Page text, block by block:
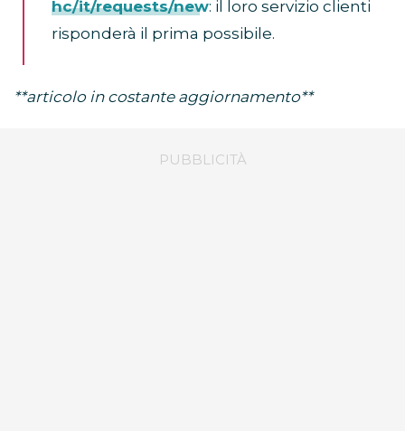
hc/it/requests/new: il loro servizio clienti
risponderà il prima possibile.
**articolo in costante aggiornamento**